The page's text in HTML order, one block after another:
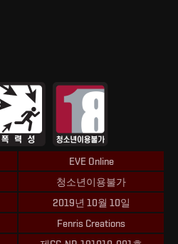
EVE Online
청소년이용불가
2019년 10월 10일
Fenris Creations